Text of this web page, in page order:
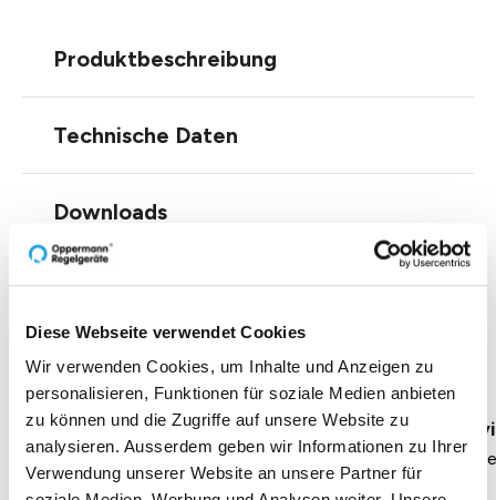
Diese Webseite verwendet Cookies
Wir verwenden Cookies, um Inhalte und Anzeigen zu
personalisieren, Funktionen für soziale Medien anbieten
zu können und die Zugriffe auf unsere Website zu
analysieren. Ausserdem geben wir Informationen zu Ihrer
Verwendung unserer Website an unsere Partner für
Produktbeschreibung
Technische Daten
Downloads
Einblicke zu 40 Jahren
Oppermann
Geschäftsführung Heike Dirmeier
Dauer 4 Minuten